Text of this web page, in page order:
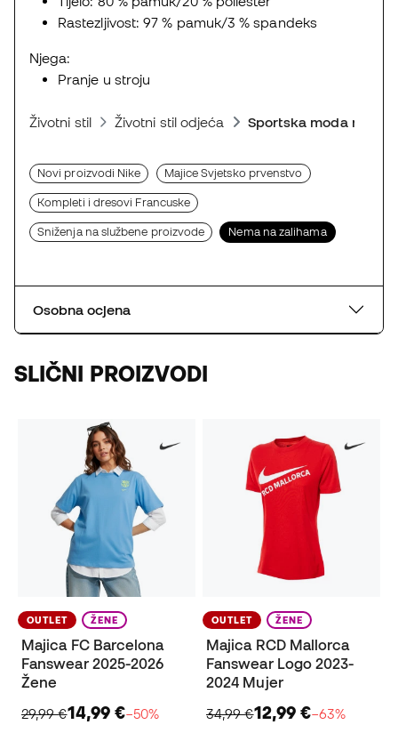
Rastezljivost: 97 % pamuk/3 % spandeks
Njega:
Pranje u stroju
Životni stil Životni stil odjeća Sportska moda
Novi proizvodi Nike Majice Svjetsko prvenstvo
Kompleti i dresovi Francuske
Sniženja na službene proizvode Nema na zalihama
Osobna ocjena
SLIČNI PROIZVODI
OUTLET ŽENE
Majica FC Barcelona
Fanswear 2025-2026
Žene
29,99 €14,99 €−50%
OUTLET ŽENE
Majica RCD Mallorca
Fanswear Logo 2023-
2024 Mujer
34,99 €12,99 €−63%